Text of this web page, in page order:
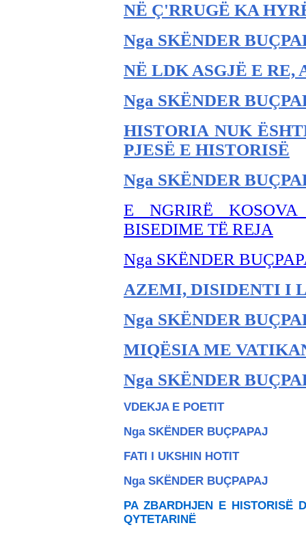
NË Ç'RRUGË KA
Nga SKËNDER BU
NË LDK ASGJË E RE,
Nga SKËNDER BU
HISTORIA NUK
PJESË E HISTORISË
Nga SKËNDER BU
E NGRIRË
BISEDIME TË REJA
Nga SKËNDER BU
AZEMI, DISIDENTI I
Nga SKËNDER BU
MIQËSIA ME
Nga SKËNDER BU
VDEKJA E POETIT
Nga SKËNDER BUÇPAPAJ
FATI I UKSHIN HOTIT
Nga SKËNDER BUÇPAPAJ
PA ZBARDHJEN E HISTORISË
QYTETARINË